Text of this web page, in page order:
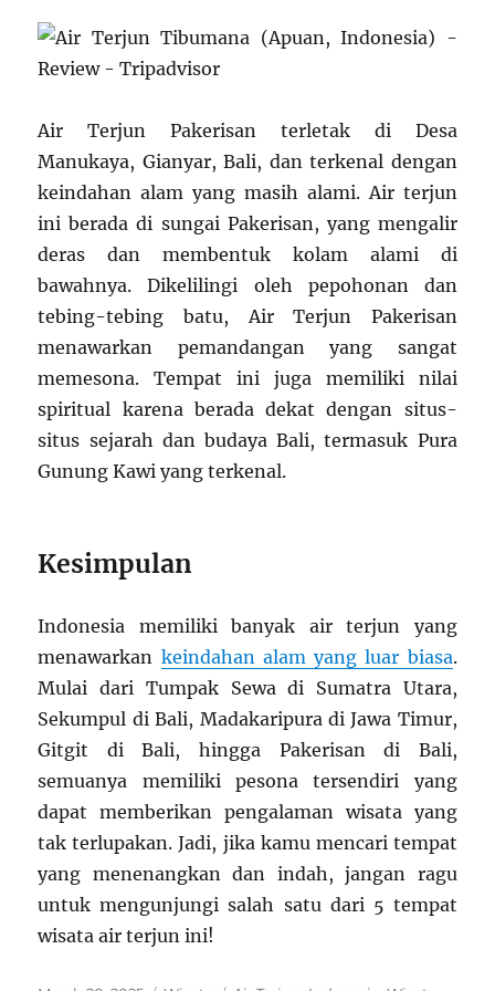
Air Terjun Pakerisan terletak di Desa
Manukaya, Gianyar, Bali, dan terkenal dengan
keindahan alam yang masih alami. Air terjun
ini berada di sungai Pakerisan, yang mengalir
deras dan membentuk kolam alami di
bawahnya. Dikelilingi oleh pepohonan dan
tebing-tebing batu, Air Terjun Pakerisan
menawarkan pemandangan yang sangat
memesona. Tempat ini juga memiliki nilai
spiritual karena berada dekat dengan situs-
situs sejarah dan budaya Bali, termasuk Pura
Gunung Kawi yang terkenal.
Kesimpulan
Indonesia memiliki banyak air terjun yang
menawarkan keindahan alam yang luar biasa.
Mulai dari Tumpak Sewa di Sumatra Utara,
Sekumpul di Bali, Madakaripura di Jawa Timur,
Gitgit di Bali, hingga Pakerisan di Bali,
semuanya memiliki pesona tersendiri yang
dapat memberikan pengalaman wisata yang
tak terlupakan. Jadi, jika kamu mencari tempat
yang menenangkan dan indah, jangan ragu
untuk mengunjungi salah satu dari 5 tempat
wisata air terjun ini!